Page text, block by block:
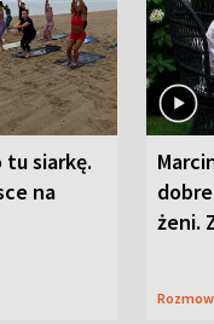
siarkę.
na
żeni.